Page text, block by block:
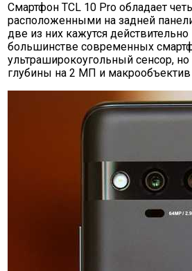
Смартфон TCL 10 Pro обладает
расположенными на задней
две из них кажутся
большинстве современных
ультраширокоугольный сенсор, но
глубины на 2 МП и